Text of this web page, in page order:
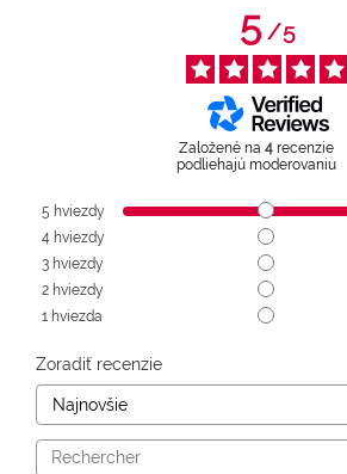
5/5
Založené na 4 recenzie
podliehajú moderovaniu
5 hviezdy
4 hviezdy
3 hviezdy
2 hviezdy
1 hviezda
Zoradiť recenzie